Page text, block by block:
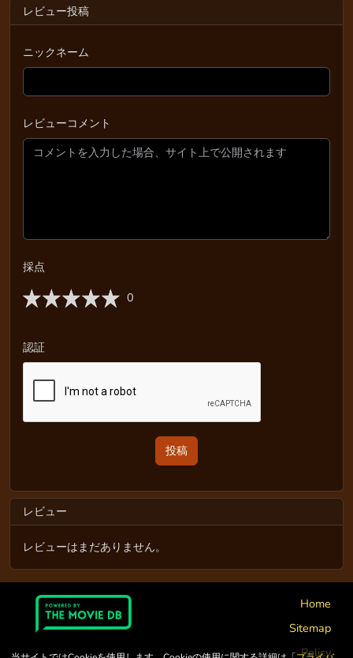
レビュー投稿
ニックネーム
レビューコメント
採点
0
認証
レビュー
レビューはまだありません。
Home
Sitemap
Policy